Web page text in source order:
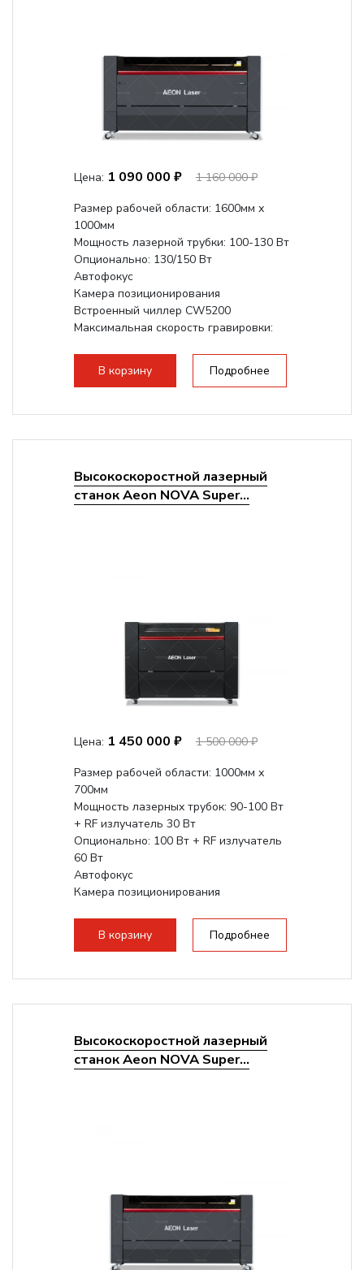
Цена: 1 090 000 ₽
1 160 000 ₽
Размер рабочей области: 1600мм х
1000мм
Мощность лазерной трубки: 100-130 Вт
Опционально: 130/150 Вт
Автофокус
Камера позиционирования
Встроенный чиллер CW5200
Максимальная скорость гравировки:
140мм,...
В корзину Подробнее
Высокоскоростной лазерный
станок Aeon NOVA Super...
Цена: 1 450 000 ₽
1 500 000 ₽
Размер рабочей области: 1000мм х
700мм
Мощность лазерных трубок: 90-100 Вт
+ RF излучатель 30 Вт
Опционально: 100 Вт + RF излучатель
60 Вт
Автофокус
Камера позиционирования
2000 мм/с...
В корзину Подробнее
Высокоскоростной лазерный
станок Aeon NOVA Super...